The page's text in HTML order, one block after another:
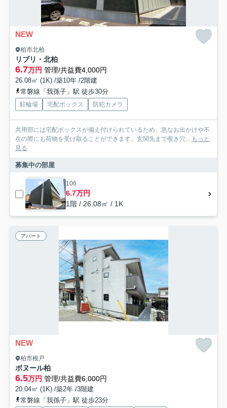
NEW
柏市北柏
リブリ・北柏
6.7万円 管理/共益費4,000円
26.08㎡ (1K) /築10年 /2階建
常磐線「我孫子」駅 徒歩30分
駐輪場 宅配ボックス 防犯カメラ
共用部には宅配ボックスが備え付けられているため、急なお出かけや不
在の際にも荷物を受け取ることができます。玄関先まで覗き穴... もっと
見る
募集中の部屋
106
6.7万円
1階 / 26.08㎡ / 1K
アパート
NEW
柏市根戸
ボヌール柏
6.5万円 管理/共益費6,000円
20.04㎡ (1K) /築2年 /3階建
常磐線「我孫子」駅 徒歩23分